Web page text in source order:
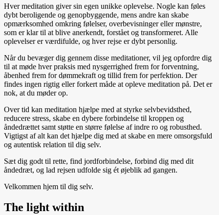
Hver meditation giver sin egen unikke oplevelse. Nogle kan føles
dybt beroligende og genopbyggende, mens andre kan skabe
opmærksomhed omkring følelser, overbevisninger eller mønstre,
som er klar til at blive anerkendt, forstået og transformeret. Alle
oplevelser er værdifulde, og hver rejse er dybt personlig.
Når du bevæger dig gennem disse meditationer, vil jeg opfordre dig
til at møde hver praksis med nysgerrighed frem for forventning,
åbenhed frem for dømmekraft og tillid frem for perfektion. Der
findes ingen rigtig eller forkert måde at opleve meditation på. Det er
nok, at du møder op.
Over tid kan meditation hjælpe med at styrke selvbevidsthed,
reducere stress, skabe en dybere forbindelse til kroppen og
åndedrættet samt støtte en større følelse af indre ro og robusthed.
Vigtigst af alt kan det hjælpe dig med at skabe en mere omsorgsfuld
og autentisk relation til dig selv.
Sæt dig godt til rette, find jordforbindelse, forbind dig med dit
åndedræt, og lad rejsen udfolde sig ét øjeblik ad gangen.
Velkommen hjem til dig selv.
The light within